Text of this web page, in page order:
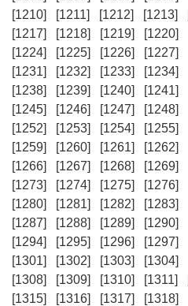
[1210]
[1211] [1212] [1213]
[1217]
[1218] [1219] [1220]
[1224]
[1225] [1226] [1227]
[1231]
[1232] [1233] [1234]
[1238]
[1239] [1240] [1241]
[1245]
[1246] [1247] [1248]
[1252]
[1253] [1254] [1255]
[1259]
[1260] [1261] [1262]
[1266]
[1267] [1268] [1269]
[1273]
[1274] [1275] [1276]
[1280]
[1281] [1282] [1283]
[1287]
[1288] [1289] [1290]
[1294]
[1295] [1296] [1297]
[1301]
[1302] [1303] [1304]
[1308]
[1309] [1310] [1311]
[1315]
[1316] [1317] [1318]